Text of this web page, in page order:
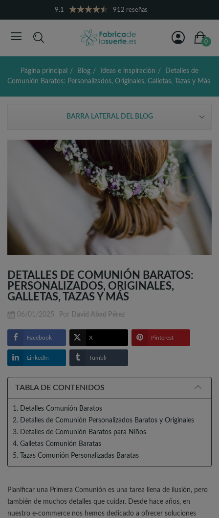
9.1 912 reseñas
0
Página principal Blog Ideas e inspiración
Detalles de
Comunión Baratos: Personalizados, Originales, Galletas, Tazas y Más
BARRA LATERAL DEL BLOG
DETALLES DE COMUNIÓN BARATOS:
PERSONALIZADOS, ORIGINALES,
GALLETAS, TAZAS Y MÁS
06/01/2025 Por David Abad Pérez
Facebook X Pinterest
LinkedIn Tumblr
TABLA DE CONTENIDOS
1. Detalles Comunión Baratos
2. Detalles de Comunión Personalizados Baratos y Originales
3. Detalles de Comunión Baratos para Niños
4. Galletas Comunión Baratas
5. Tazas Comunión Personalizadas Baratas
Planificar una Primera Comunión es una tarea llena de ilusión, pero
también de muchos detalles que cuidar. Desde hace años, en
nuestro e-commerce nos hemos dedicado a ofrecer soluciones